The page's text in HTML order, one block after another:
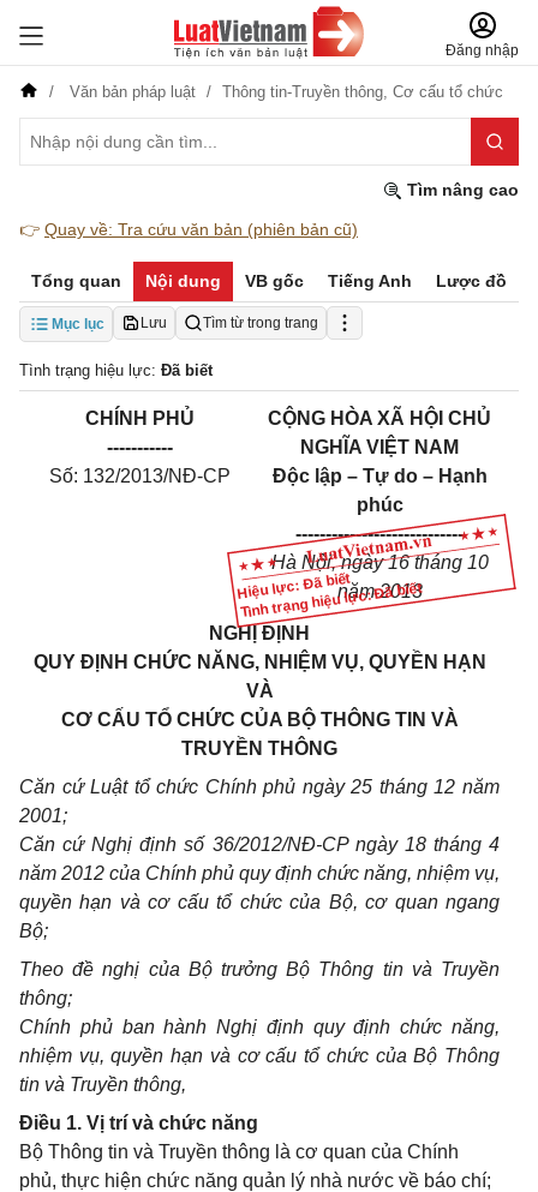
Đăng nhập
Văn bản pháp luật Thông tin-Truyền thông, Cơ cấu tổ chức
Tìm nâng cao
👉 Quay về: Tra cứu văn bản (phiên bản cũ)
Tổng quan Nội dung VB gốc Tiếng Anh Lược đồ
Mục lục Lưu Tìm từ trong trang
Tình trạng hiệu lực: Đã biết
Hiệu lực: Đã biết
Tình trạng hiệu lực: Đã biết
CHÍNH PHỦ
-----------
Số: 132/2013/NĐ-CP
CỘNG HÒA XÃ HỘI CHỦ
NGHĨA VIỆT NAM
Độc lập – Tự do – Hạnh
phúc
----------------------------
Hà Nội, ngày 16 tháng 10
năm 2013
NGHỊ ĐỊNH
QUY ĐỊNH CHỨC NĂNG, NHIỆM VỤ, QUYỀN HẠN
VÀ
CƠ CẤU TỔ CHỨC CỦA BỘ THÔNG TIN VÀ
TRUYỀN THÔNG
Căn cứ Luật tổ chức Chính phủ ngày 25 tháng 12 năm
2001;
Căn cứ Nghị định số 36/2012/NĐ-CP ngày 18 tháng 4
năm 2012 của Chính phủ quy định chức năng, nhiệm vụ,
quyền hạn và cơ cấu tổ chức của Bộ, cơ quan ngang
Bộ;
Theo đề nghị của Bộ trưởng Bộ Thông tin và Truyền
thông;
Chính phủ ban hành Nghị định quy định chức năng,
nhiệm vụ, quyền hạn và cơ cấu tổ chức của Bộ Thông
tin và Truyền thông,
Điều 1. Vị trí và chức năng
Bộ Thông tin và Truyền thông là cơ quan của Chính
phủ, thực hiện chức năng quản lý nhà nước về báo chí;